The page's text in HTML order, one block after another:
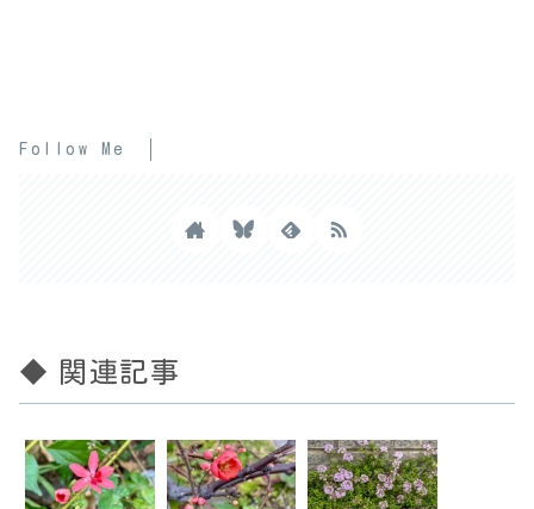
Follow Me
◆ 関連記事